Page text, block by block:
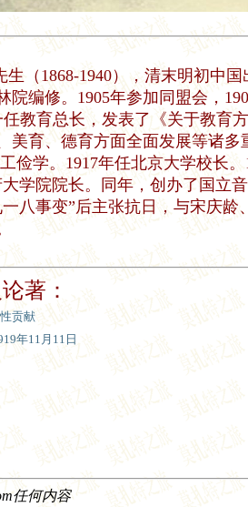
（1868-1940），清末明初中
编修。1905年参加同盟会，
教育总长，发表了《关于教育
美育、德育方面全面发展等诸多
俭学。1917年任北京大学校长。
学院院长。同年，创办了国立
八事变”后主张抗日，与宋庆龄
著：
贡献
年11月11日
任何内容